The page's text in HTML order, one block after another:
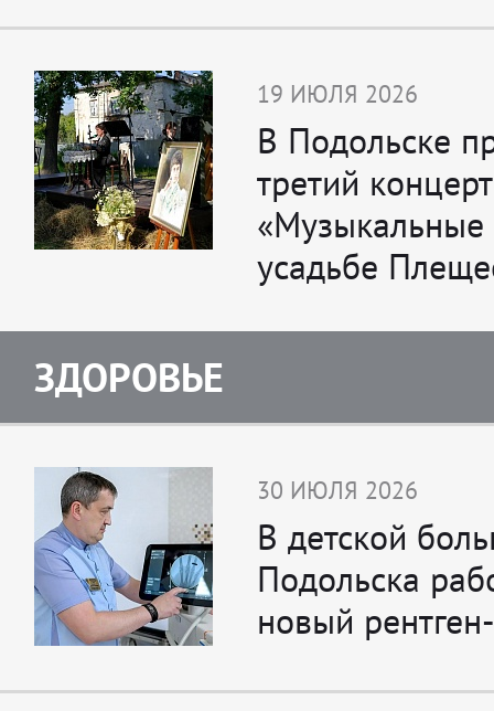
19 ИЮЛЯ 2026
В Подольске
третий
«Музыкальные
усадьбе
ЗДОРОВЬЕ
30 ИЮЛЯ 2026
В детской
Подольска
новый